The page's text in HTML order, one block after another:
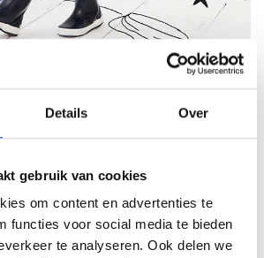
Details Over
gebruik van cookies
om content en advertenties te
functies voor social media te bieden
te analyseren. Ook delen we